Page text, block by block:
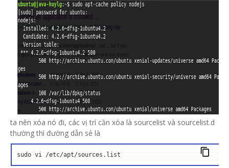
ta nên xóa nó đi, các vị trí cần xóa là sourcelist và sourcelist.d
thường thì đường dẫn sẻ là
sudo vi /etc/apt/sources.list